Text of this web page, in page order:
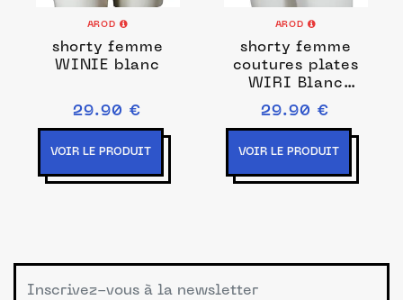
AROD
shorty femme
WINIE blanc
29.90 €
VOIR LE PRODUIT
AROD
shorty femme
coutures plates
WIRI Blanc
Marine
29.90 €
VOIR LE PRODUIT